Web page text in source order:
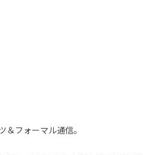
＆フォーマル通信。